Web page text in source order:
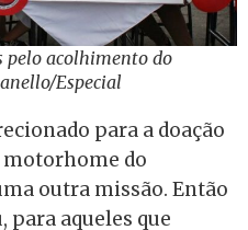
pelo acolhimento do
Especial
para a doação
motorhome do
outra missão. Então
para aqueles que